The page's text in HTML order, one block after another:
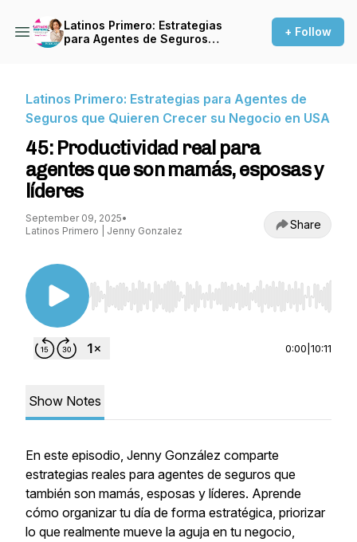
Latinos Primero: Estrategias
para Agentes de Seguros
+ Follow
Latinos Primero: Estrategias para Agentes de
Seguros que Quieren Crecer su Negocio en USA
45: Productividad real para
agentes que son mamás, esposas y
líderes
September 09, 2025•
Latinos Primero | Jenny Gonzalez
Share
Use Left/Right to seek, Home/End to jump to
0:00 10:11
Show Notes
En este episodio, Jenny González comparte
estrategias reales para agentes de seguros que
también son mamás, esposas y líderes. Aprende
cómo organizar tu día de forma estratégica, priorizar
lo que realmente mueve la aguja en tu negocio,